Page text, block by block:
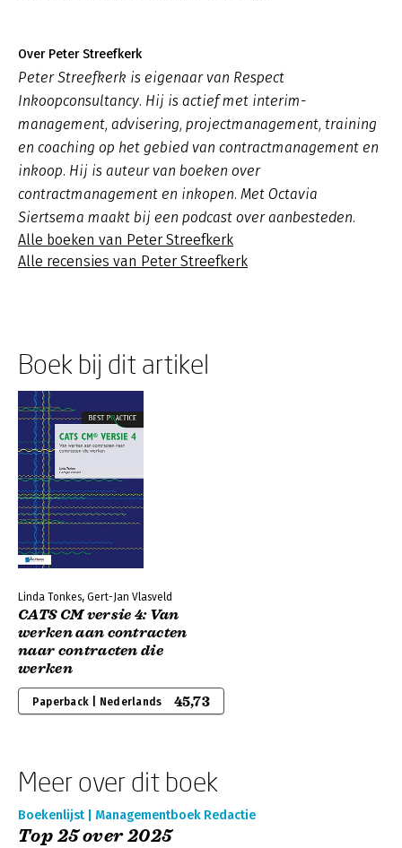
Over Peter Streefkerk
Peter Streefkerk is eigenaar van Respect
Inkoopconsultancy. Hij is actief met interim-
management, advisering, projectmanagement, training
en coaching op het gebied van contractmanagement en
inkoop. Hij is auteur van boeken over
contractmanagement en inkopen. Met Octavia
Siertsema maakt bij een podcast over aanbesteden.
Alle boeken van Peter Streefkerk
Alle recensies van Peter Streefkerk
Boek bij dit artikel
Linda Tonkes, Gert-Jan Vlasveld
CATS CM versie 4: Van
werken aan contracten
naar contracten die
werken
Paperback | Nederlands 45,73
Meer over dit boek
Boekenlijst | Managementboek Redactie
Top 25 over 2025